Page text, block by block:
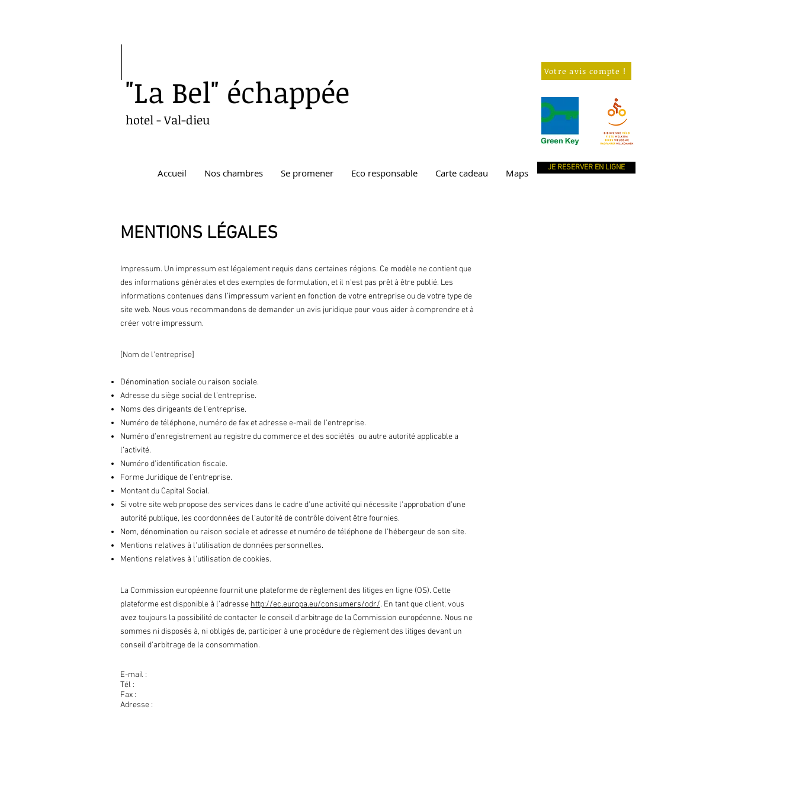
"La Bel" échappée
hotel - Val-dieu
Votre avis compte !
Accueil Nos chambres Se promener Eco responsable Carte cadeau Maps JE RESERVER EN LIGNE
MENTIONS LÉGALES
Impressum. Un impressum est légalement requis dans certaines régions. Ce modèle ne contient que
des informations générales et des exemples de formulation, et il n'est pas prêt à être publié. Les
informations contenues dans l’impressum varient en fonction de votre entreprise ou de votre type de
site web. Nous vous recommandons de demander un avis juridique pour vous aider à comprendre et à
créer votre impressum.
[Nom de l'entreprise]
Dénomination sociale ou raison sociale.
Adresse du siège social de l’entreprise.
Noms des dirigeants de l’entreprise.
Numéro de téléphone, numéro de fax et adresse e-mail de l'entreprise.
Numéro d’enregistrement au registre du commerce et des sociétés ou autre autorité applicable a
l’activité.
Numéro d’identification fiscale.
Forme Juridique de l’entreprise.
Montant du Capital Social.
Si votre site web propose des services dans le cadre d'une activité qui nécessite l'approbation d'une
autorité publique, les coordonnées de l'autorité de contrôle doivent être fournies. ​​​
Nom, dénomination ou raison sociale et adresse et numéro de téléphone de l'hébergeur de son site.
Mentions relatives à l'utilisation de données personnelles.
Mentions relatives à l'utilisation de cookies.
La Commission européenne fournit une plateforme de règlement des litiges en ligne (OS). Cette
plateforme est disponible à l'adresse http://ec.europa.eu/consumers/odr/. En tant que client, vous
avez toujours la possibilité de contacter le conseil d'arbitrage de la Commission européenne. Nous ne
sommes ni disposés à, ni obligés de, participer à une procédure de règlement des litiges devant un
conseil d'arbitrage de la consommation.
E-mail :
Tél :
Fax :
Adresse :